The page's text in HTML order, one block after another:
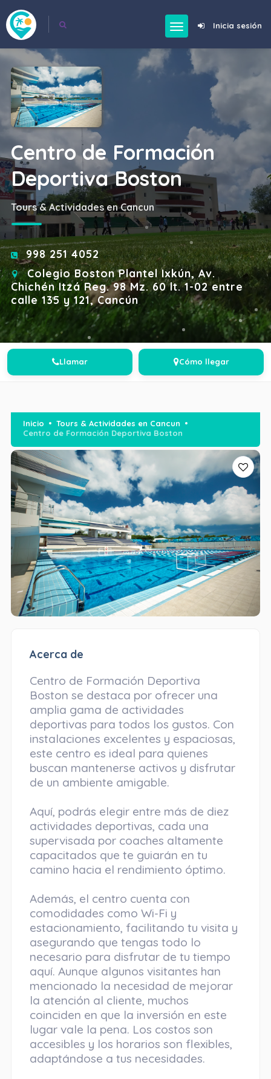
Inicia sesión
Centro de Formación
Deportiva Boston
Tours & Actividades en Cancun
998 251 4052
Colegio Boston Plantel Ixkún, Av.
Chichén Itzá Reg. 98 Mz. 60 lt. 1-02 entre
calle 135 y 121, Cancún
Llamar Cómo llegar
Inicio
Tours & Actividades en Cancun
Centro de Formación Deportiva Boston
Acerca de
Centro de Formación Deportiva
Boston se destaca por ofrecer una
amplia gama de actividades
deportivas para todos los gustos. Con
instalaciones excelentes y espaciosas,
este centro es ideal para quienes
buscan mantenerse activos y disfrutar
de un ambiente amigable.
Aquí, podrás elegir entre más de diez
actividades deportivas, cada una
supervisada por coaches altamente
capacitados que te guiarán en tu
camino hacia el rendimiento óptimo.
Además, el centro cuenta con
comodidades como Wi-Fi y
estacionamiento, facilitando tu visita y
asegurando que tengas todo lo
necesario para disfrutar de tu tiempo
aquí. Aunque algunos visitantes han
mencionado la necesidad de mejorar
la atención al cliente, muchos
coinciden en que la inversión en este
lugar vale la pena. Los costos son
accesibles y los horarios son flexibles,
adaptándose a tus necesidades.